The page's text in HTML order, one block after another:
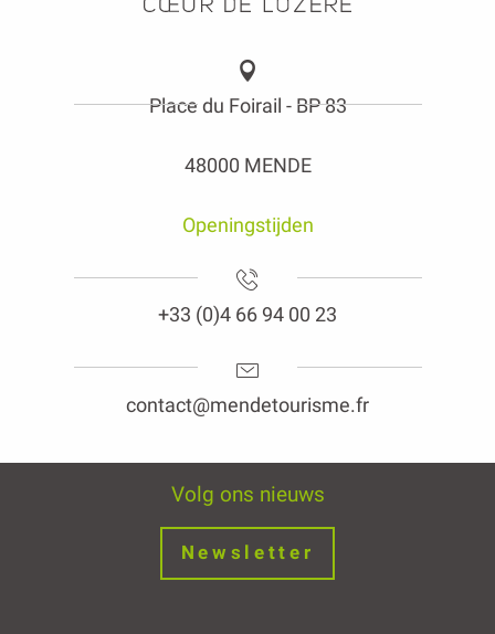
Place du Foirail - BP 83
48000 MENDE
Openingstijden
+33 (0)4 66 94 00 23
contact@mendetourisme.fr
Volg ons nieuws
Newsletter